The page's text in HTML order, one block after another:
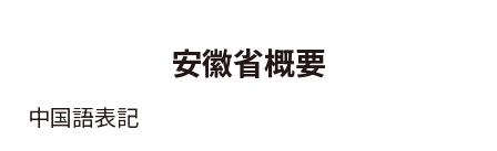
安徽省概要
中国語表記